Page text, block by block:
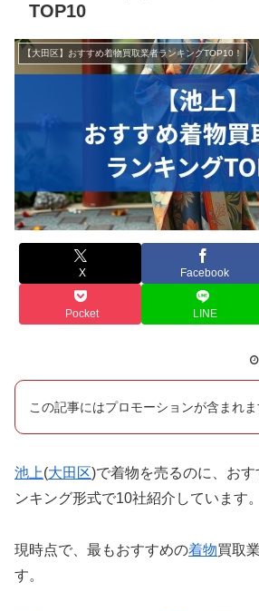
TOP10
【大田区】おすすめ着物買取業者ランキングTOP10！
X Facebook
Pocket LINE
この記事にはプロモーションが含まれま
池上(大田区)で着物を売るのに、おす
ンキング形式で10社紹介しています。
現時点で、最もおすすめの着物買取
す。